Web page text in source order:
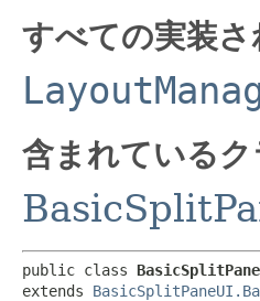
すべての実装
含まれている
public class
extends